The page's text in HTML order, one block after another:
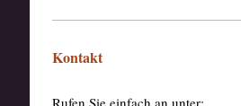
Kontakt
Rufen Sie einfach an unter: